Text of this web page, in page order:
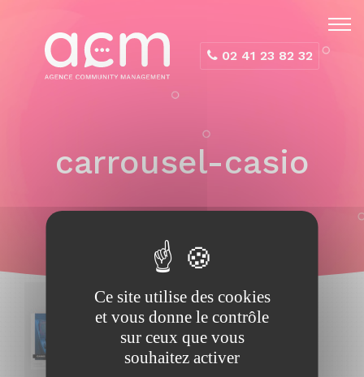
02 41 23 82 32
carrousel-casio
Ce site utilise des cookies
et vous donne le contrôle
sur ceux que vous
souhaitez activer